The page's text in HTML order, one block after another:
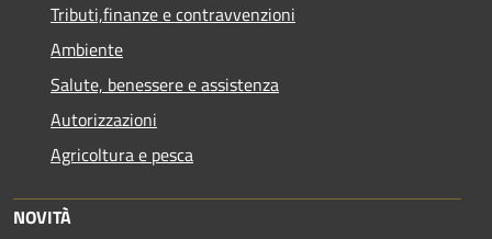
Tributi,finanze e contravvenzioni
Ambiente
Salute, benessere e assistenza
Autorizzazioni
Agricoltura e pesca
NOVITÀ